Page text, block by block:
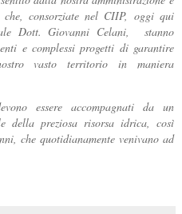
consorziate nel CIIP, oggi qui
Dott. Giovanni Celani, stanno
e complessi progetti di garantire
vasto territorio in maniera
essere accompagnati da un
della preziosa risorsa idrica, così
che quotidianamente venivano ad